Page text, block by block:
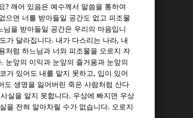
? 깨어 있음은 예수께서 말씀을 통하여
으면 너를 받아들일 공간도 없고 피조물
님을 받아들일 공간은 우리의 마음입니
가 달라집니다. 내가 다스리는 나라, 내
처럼 하느님과 너와 피조물을 오로지 자
. 눈앞의 이익과 눈앞의 즐거움과 눈앞의
코가 있어도 내를 맡지 못하고, 입이 있어
도 생명을 잃어버린 죽은 사람처럼 산다
실을 알지 못합니다. 우상에 빠지면 우상
을 전혀 알아차릴 수가 없습니다. 오로지